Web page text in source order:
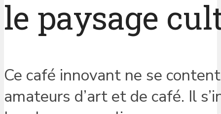
le paysage
Ce café innovant ne se
amateurs d’art et de café. Il